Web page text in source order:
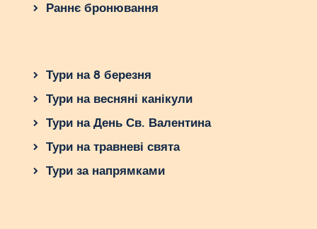
Раннє бронювання
Тури на 8 березня
Тури на весняні канікули
Тури на День Св. Валентина
Тури на травневі свята
Тури за напрямками